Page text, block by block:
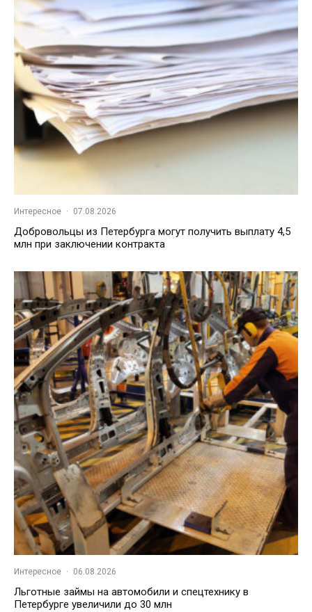
Интересное · 07.08.2026
Добровольцы из Петербурга могут получить выплату 4,5
млн при заключении контракта
Интересное · 06.08.2026
Льготные займы на автомобили и спецтехнику в
Петербурге увеличили до 30 млн